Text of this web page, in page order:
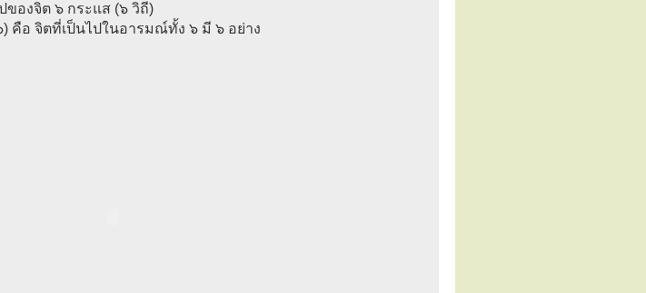
ของจิต ๖ กระแส (๖ วิถี)
คือ จิตที่เป็นไปในอารมณ์ทั้ง ๖ มี ๖ อย่าง